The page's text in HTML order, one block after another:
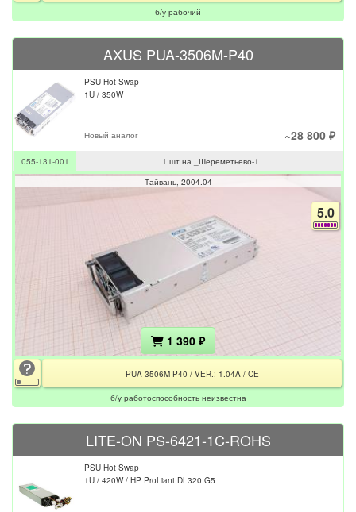
б/у рабочий
AXUS PUA-3506M-P40
PSU Hot Swap
1U / 350W
Новый аналог ~28 800 ₽
055-131-001
1 шт на _Шереметьево-1
Тайвань 2004.04
5.0
1 390 ₽
PUA-3506M-P40 / VER.: 1.04A / CE
б/у работоспособность неизвестна
LITE-ON PS-6421-1C-ROHS
PSU Hot Swap
1U / 420W / HP ProLiant DL320 G5